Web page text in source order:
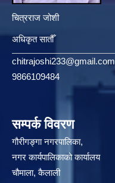
चित्रराज जोशी
अधिकृत सातौँ
chitrajoshi233@gmail.com
9866109484
सम्पर्क विवरण
गौरीगङ्गा नगरपालिका,
नगर कार्यपालिकाको कार्यालय
चौमाला, कैलाली